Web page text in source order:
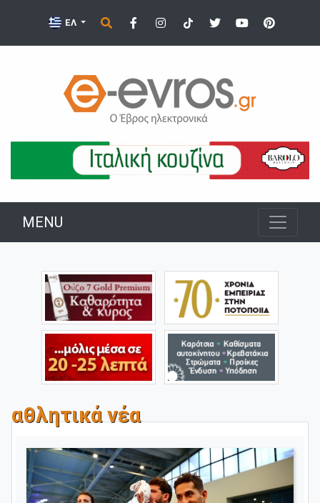
ΕΛ
MENU
αθλητικά νέα